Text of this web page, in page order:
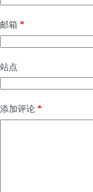
邮箱 *
站点
添加评论 *